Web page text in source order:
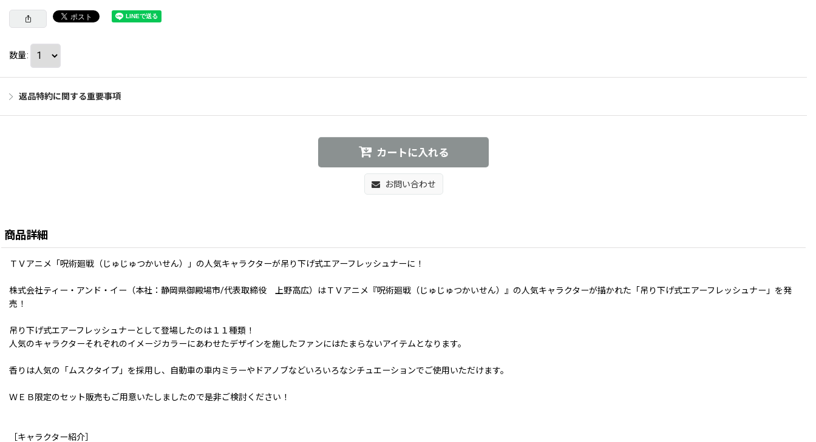
数量:
返品特約に関する重要事項
カートに入れる
お問い合わせ
商品詳細
ＴＶアニメ「呪術廻戦（じゅじゅつかいせん）」の人気キャラクターが吊り下げ式エアーフレッシュナーに！
株式会社ティー・アンド・イー（本社：静岡県御殿場市/代表取締役 上野高広）はＴＶアニメ『呪術廻戦（じゅじゅつかいせん）』の人気キャラクターが描かれた「吊り下げ式エアーフレッシュナー」を発
売！
吊り下げ式エアーフレッシュナーとして登場したのは１１種類！
人気のキャラクターそれぞれのイメージカラーにあわせたデザインを施したファンにはたまらないアイテムとなります。
香りは人気の「ムスクタイプ」を採用し、自動車の車内ミラーやドアノブなどいろいろなシチュエーションでご使用いただけます。
ＷＥＢ限定のセット販売もご用意いたしましたので是非ご検討ください！
［キャラクター紹介］